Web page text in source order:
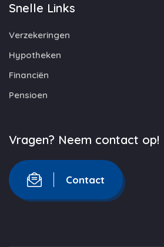
Snelle Links
Verzekeringen
Hypotheken
Financiën
Pensioen
Vragen? Neem contact op!
Contact